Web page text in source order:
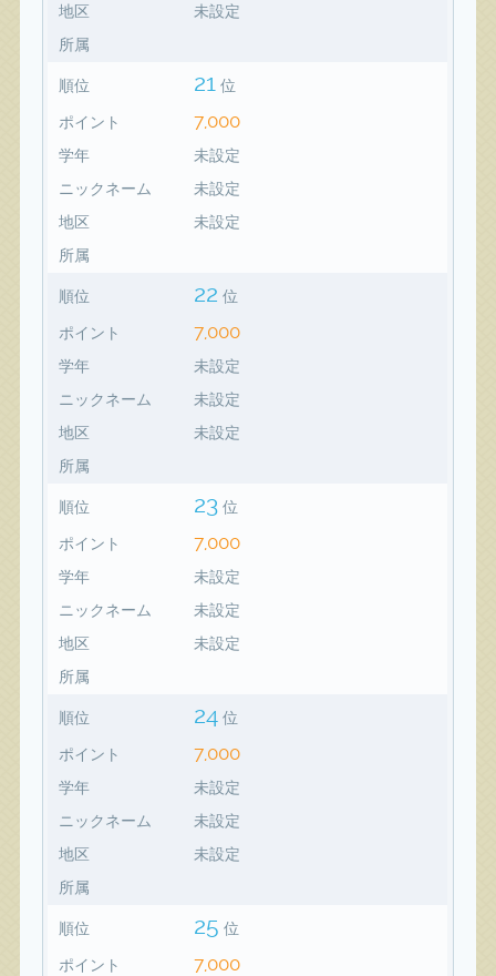
地区
未設定
所属
順位 21 位
ポイント 7,000
学年
未設定
ニックネーム
未設定
地区
未設定
所属
順位 22 位
ポイント 7,000
学年
未設定
ニックネーム
未設定
地区
未設定
所属
順位 23 位
ポイント 7,000
学年
未設定
ニックネーム
未設定
地区
未設定
所属
順位 24 位
ポイント 7,000
学年
未設定
ニックネーム
未設定
地区
未設定
所属
順位 25 位
ポイント 7,000